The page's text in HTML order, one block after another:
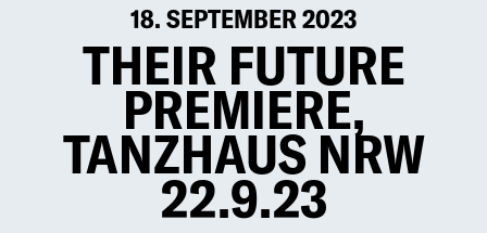
18. SEPTEMBER 2023
THEIR FUTURE
PREMIERE,
TANZHAUS NRW
22.9.23